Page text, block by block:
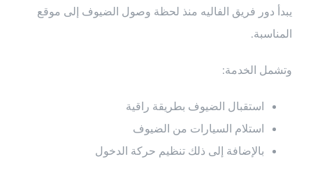
يبدأ دور فريق الفاليه منذ لحظة وصول الضيوف إلى موقع
المناسبة.
وتشمل الخدمة:
استقبال الضيوف بطريقة راقية
استلام السيارات من الضيوف
بالإضافة إلى ذلك تنظيم حركة الدخول